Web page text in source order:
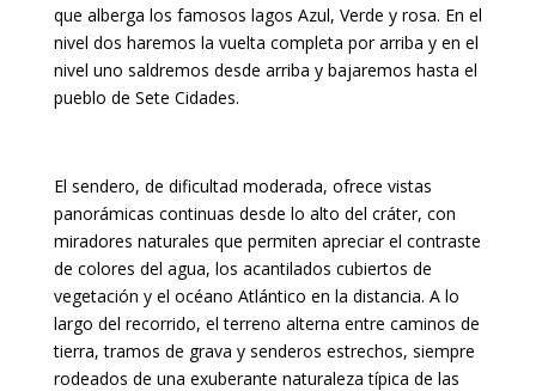
que alberga los famosos lagos Azul, Verde y rosa. En el
nivel dos haremos la vuelta completa por arriba y en el
nivel uno saldremos desde arriba y bajaremos hasta el
pueblo de Sete Cidades.
El sendero, de dificultad moderada, ofrece vistas
panorámicas continuas desde lo alto del cráter, con
miradores naturales que permiten apreciar el contraste
de colores del agua, los acantilados cubiertos de
vegetación y el océano Atlántico en la distancia. A lo
largo del recorrido, el terreno alterna entre caminos de
tierra, tramos de grava y senderos estrechos, siempre
rodeados de una exuberante naturaleza típica de las